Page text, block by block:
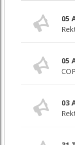
05
05
03